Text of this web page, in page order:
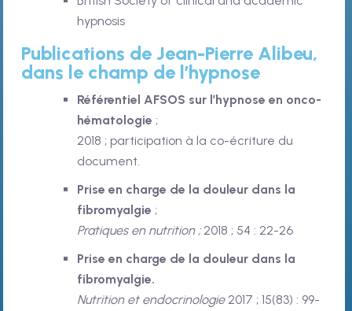
hypnosis
Publications de Jean-Pierre Alibeu,
dans le champ de l’hypnose
Référentiel AFSOS sur l’hypnose en onco-
hématologie ;
2018 ; participation à la co-écriture du
document.
Prise en charge de la douleur dans la
fibromyalgie ;
Pratiques en nutrition ;2018 ; 54 : 22-26
Prise en charge de la douleur dans la
fibromyalgie.
Nutrition et endocrinologie2017 ; 15(83) : 99-